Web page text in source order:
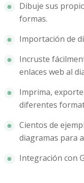
Dibuje sus
formas.
Importación de
Incruste
enlaces web al
Imprima,
diferentes
Cientos de
diagramas para
Integración con